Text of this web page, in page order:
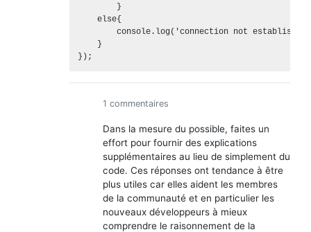
        }
    else{
console.log('connection not
    }
1 commentaires
Dans la mesure du possible, faites un
effort pour fournir des explications
supplémentaires au lieu de simplement du
code. Ces réponses ont tendance à être
plus utiles car elles aident les membres
de la communauté et en particulier les
nouveaux développeurs à mieux
comprendre le raisonnement de la